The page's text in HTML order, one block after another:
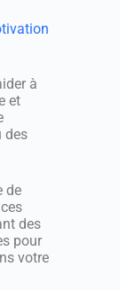
à
et
des
de
des
pour
votre